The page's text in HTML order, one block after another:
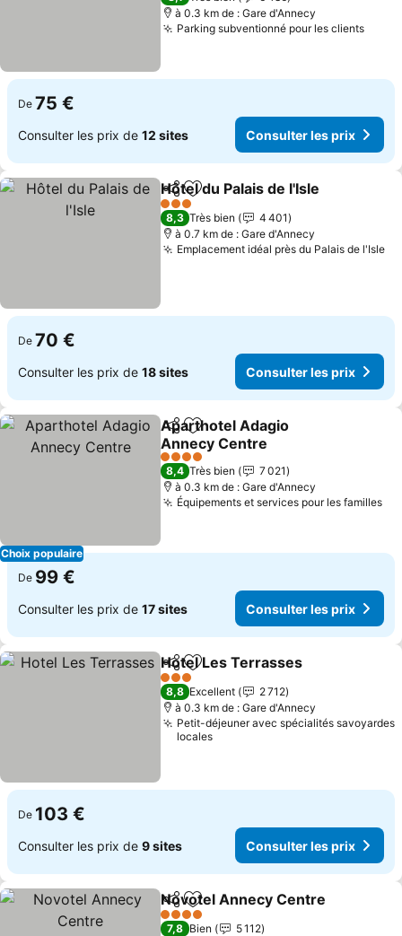
à 0.3 km de : Gare d'Annecy
Parking subventionné pour les clients
De 75 €
Consulter les prix de 12 sites Consulter les prix
PartagerAjouter à mes favoris
Hôtel du Palais de l'Isle
3 Étoiles
8,3 Très bien
4 401
à 0.7 km de : Gare d'Annecy
Emplacement idéal près du Palais de l'Isle
De 70 €
Consulter les prix de 18 sites Consulter les prix
Choix populaire
PartagerAjouter à mes favoris
Aparthotel Adagio
Annecy Centre
4 Étoiles
8,4 Très bien
7 021
à 0.3 km de : Gare d'Annecy
Équipements et services pour les familles
De 99 €
Consulter les prix de 17 sites Consulter les prix
PartagerAjouter à mes favoris
Hotel Les Terrasses
3 Étoiles
8,8 Excellent
2 712
à 0.3 km de : Gare d'Annecy
Petit-déjeuner avec spécialités savoyardes
locales
De 103 €
Consulter les prix de 9 sites Consulter les prix
PartagerAjouter à mes favoris
Novotel Annecy Centre
4 Étoiles
7,8 Bien
5 112